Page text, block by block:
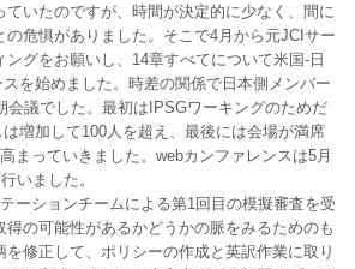
いたのですが、時間が決定的に少なく、間に
の危惧がありました。そこで4月から元JCIサー
グをお願いし、14章すべてについて米国-日
を始めました。時差の関係で日本側メンバー
会議でした。最初はIPSGワーキングのためだ
増加して100人を超え、最後には会場が満席
まっていきました。webカンファレンスは5月
いました。
ーションチームによる第1回目の模擬審査を受
得の可能性があるかどうかの脈をみるためのも
修正して、ポリシーの作成と英訳作業に取り